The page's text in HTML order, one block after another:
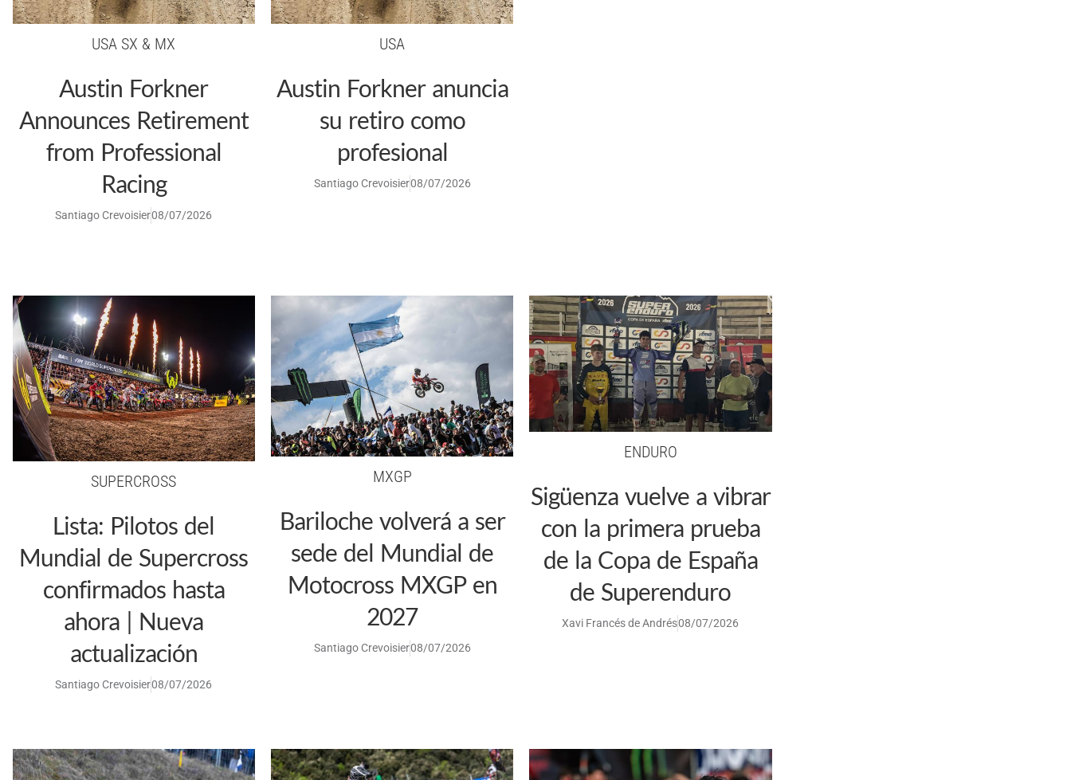
USA SX & MX
Austin Forkner
Announces Retirement
from Professional
Racing
Santiago Crevoisier08/07/2026
USA
Austin Forkner anuncia
su retiro como
profesional
Santiago Crevoisier08/07/2026
SUPERCROSS
Lista: Pilotos del
Mundial de Supercross
confirmados hasta
ahora | Nueva
actualización
Santiago Crevoisier08/07/2026
MXGP
Bariloche volverá a ser
sede del Mundial de
Motocross MXGP en
2027
Santiago Crevoisier08/07/2026
ENDURO
Sigüenza vuelve a vibrar
con la primera prueba
de la Copa de España
de Superenduro
Xavi Francés de Andrés08/07/2026